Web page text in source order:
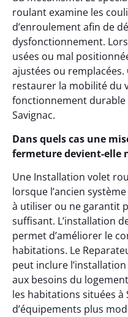
roulant examine les
d’enroulement afin de
dysfonctionnement.
usées ou mal
ajustées ou
restaurer la mobilité du
fonctionnement
Savignac.
Dans quels cas une
fermeture devient-elle
Une Installation volet
lorsque l’ancien
à utiliser ou ne garantit
suffisant. L’installation
permet d’améliorer le
habitations. Le
peut inclure
aux besoins du
les habitations situées à
d’équipements plus